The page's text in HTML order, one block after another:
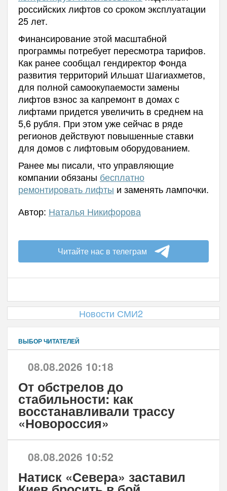
российских лифтов со сроком эксплуатации
25 лет.
Финансирование этой масштабной
программы потребует пересмотра тарифов.
Как ранее сообщал гендиректор Фонда
развития территорий Ильшат Шагиахметов,
для полной самоокупаемости замены
лифтов взнос за капремонт в домах с
лифтами придется увеличить в среднем на
5,6 рубля. При этом уже сейчас в ряде
регионов действуют повышенные ставки
для домов с лифтовым оборудованием.
Ранее мы писали, что управляющие
компании обязаны бесплатно
ремонтировать лифты и заменять лампочки.
Автор: Наталья Никифорова
Читайте нас в телеграм
Новости СМИ2
ВЫБОР ЧИТАТЕЛЕЙ
08.08.2026 10:18
От обстрелов до
стабильности: как
восстанавливали трассу
«Новороссия»
08.08.2026 10:52
Натиск «Севера» заставил